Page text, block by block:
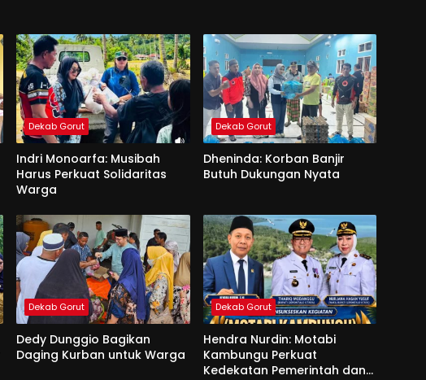
Dekab Gorut
Indri Monoarfa: Musibah
Harus Perkuat Solidaritas
Warga
Dekab Gorut
Dheninda: Korban Banjir
Butuh Dukungan Nyata
Dekab Gorut
Dedy Dunggio Bagikan
Daging Kurban untuk Warga
Dekab Gorut
Hendra Nurdin: Motabi
Kambungu Perkuat
Kedekatan Pemerintah dan